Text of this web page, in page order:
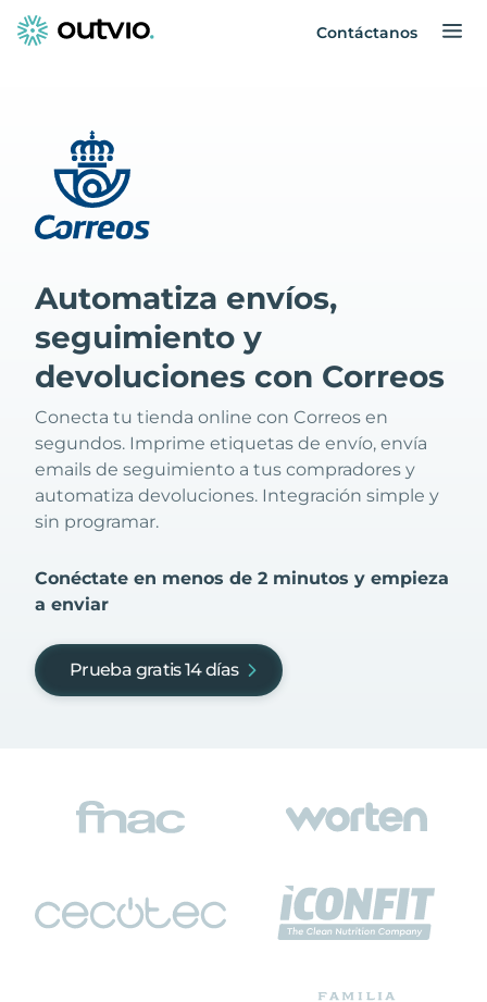
Contáctanos
Automatiza envíos,
seguimiento y
devoluciones con Correos
Conecta tu tienda online con Correos en
segundos. Imprime etiquetas de envío, envía
emails de seguimiento a tus compradores y
automatiza devoluciones. Integración simple y
sin programar.
Conéctate en menos de 2 minutos y empieza
a enviar
Prueba gratis 14 días